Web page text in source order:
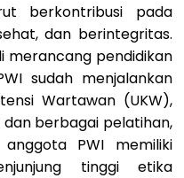
berkontribusi pada
dan berintegritas.
merancang pendidikan
sudah menjalankan
Wartawan (UKW),
dan berbagai pelatihan,
PWI memiliki
tinggi etika